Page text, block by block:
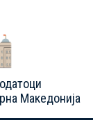
Македонија